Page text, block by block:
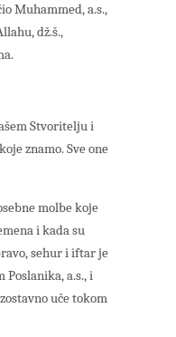
Muhammed, a.s.,
dž.š.,
Stvoritelju i
znamo. Sve one
molbe koje
i kada su
sehur i iftar je
a.s., i
uče tokom